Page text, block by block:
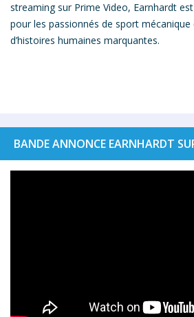
streaming sur Prime Video, Earnhardt
pour les passionnés de sport
d’histoires humaines marquantes.
BANDE ANNONCE EARNHARDT